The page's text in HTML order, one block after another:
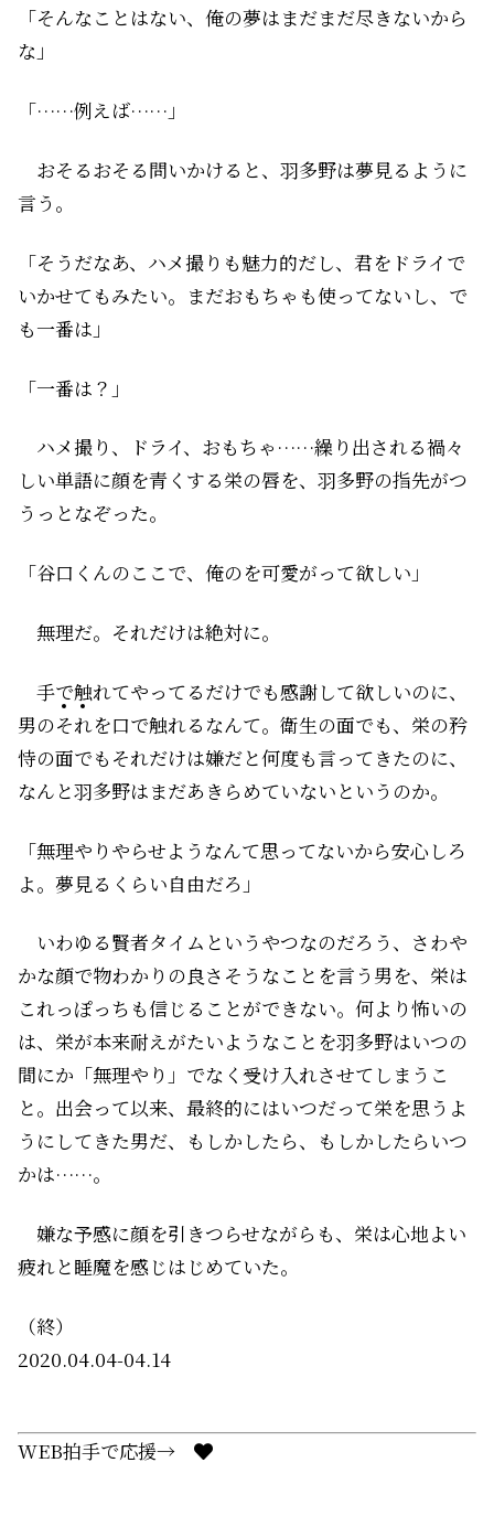
「そんなことはない、俺の夢はまだまだ尽きないから
な」
「……例えば……」
おそるおそる問いかけると、羽多野は夢見るように
言う。
「そうだなあ、ハメ撮りも魅力的だし、君をドライで
いかせてもみたい。まだおもちゃも使ってないし、で
も一番は」
「一番は？」
ハメ撮り、ドライ、おもちゃ……繰り出される禍々
しい単語に顔を青くする栄の唇を、羽多野の指先がつ
うっとなぞった。
「谷口くんのここで、俺のを可愛がって欲しい」
――無理だ。それだけは絶対に。
手で触れてやってるだけでも感謝して欲しいのに、
男のそれを口で触れるなんて。衛生の面でも、栄の矜
恃の面でもそれだけは嫌だと何度も言ってきたのに、
なんと羽多野はまだあきらめていないというのか。
「無理やりやらせようなんて思ってないから安心しろ
よ。夢見るくらい自由だろ」
いわゆる賢者タイムというやつなのだろう、さわや
かな顔で物わかりの良さそうなことを言う男を、栄は
これっぽっちも信じることができない。何より怖いの
は、栄が本来耐えがたいようなことを羽多野はいつの
間にか「無理やり」でなく受け入れさせてしまうこ
と。出会って以来、最終的にはいつだって栄を思うよ
うにしてきた男だ、もしかしたら、もしかしたらいつ
かは……。
嫌な予感に顔を引きつらせながらも、栄は心地よい
疲れと睡魔を感じはじめていた。
（終）
2020.04.04-04.14
WEB拍手で応援→